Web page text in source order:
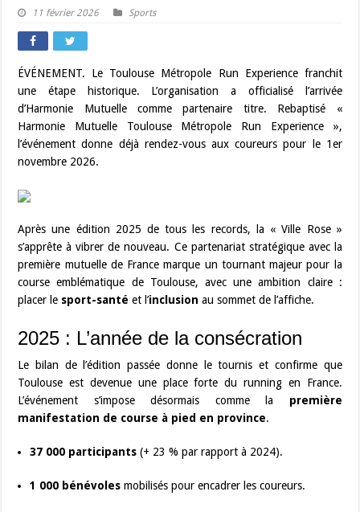
11 février 2026 Sports
ÉVÉNEMENT. Le Toulouse Métropole Run Experience franchit
une étape historique. L’organisation a officialisé l’arrivée
d’Harmonie Mutuelle comme partenaire titre. Rebaptisé «
Harmonie Mutuelle Toulouse Métropole Run Experience »,
l’événement donne déjà rendez-vous aux coureurs pour le 1er
novembre 2026.
Après une édition 2025 de tous les records, la « Ville Rose »
s’apprête à vibrer de nouveau. Ce partenariat stratégique avec la
première mutuelle de France marque un tournant majeur pour la
course emblématique de Toulouse, avec une ambition claire :
placer le sport-santé et l’inclusion au sommet de l’affiche.
2025 : L’année de la consécration
Le bilan de l’édition passée donne le tournis et confirme que
Toulouse est devenue une place forte du running en France.
L’événement s’impose désormais comme la première
manifestation de course à pied en province.
37 000 participants (+ 23 % par rapport à 2024).
1 000 bénévoles mobilisés pour encadrer les coureurs.